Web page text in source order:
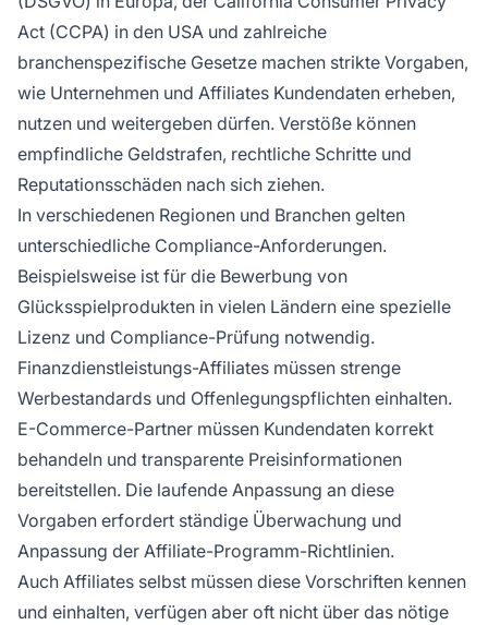
Act (CCPA) in den USA und zahlreiche
branchenspezifische Gesetze machen strikte Vorgaben,
wie Unternehmen und Affiliates Kundendaten erheben,
nutzen und weitergeben dürfen. Verstöße können
empfindliche Geldstrafen, rechtliche Schritte und
Reputationsschäden nach sich ziehen.
In verschiedenen Regionen und Branchen gelten
unterschiedliche Compliance-Anforderungen.
Beispielsweise ist für die Bewerbung von
Glücksspielprodukten in vielen Ländern eine spezielle
Lizenz und Compliance-Prüfung notwendig.
Finanzdienstleistungs-Affiliates müssen strenge
Werbestandards und Offenlegungspflichten einhalten.
E-Commerce-Partner müssen Kundendaten korrekt
behandeln und transparente Preisinformationen
bereitstellen. Die laufende Anpassung an diese
Vorgaben erfordert ständige Überwachung und
Anpassung der Affiliate-Programm-Richtlinien.
Auch Affiliates selbst müssen diese Vorschriften kennen
und einhalten, verfügen aber oft nicht über das nötige